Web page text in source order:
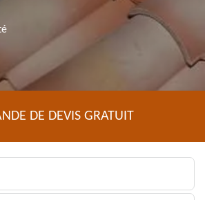
DE DEVIS GRATUIT